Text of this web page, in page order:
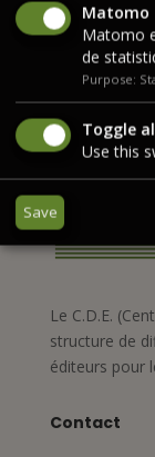
Le C.D.E.
structure de
éditeurs pour
Contact
Matomo
Matomo
de
Purpose:
Toggle
Use this
Save